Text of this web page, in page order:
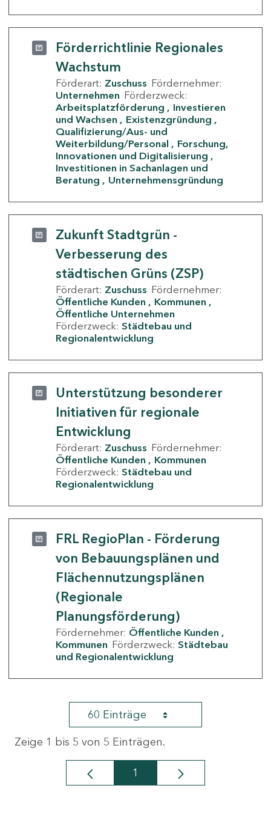
Förderrichtlinie Regionales
Wachstum
Förderart: Zuschuss Fördernehmer:
Unternehmen Förderzweck:
Arbeitsplatzförderung
Investieren
und Wachsen
Existenzgründung
Qualifizierung/Aus- und
Weiterbildung/Personal
Forschung,
Innovationen und Digitalisierung
Investitionen in Sachanlagen und
Beratung
Unternehmensgründung
Zukunft Stadtgrün -
Verbesserung des
städtischen Grüns (ZSP)
Förderart: Zuschuss Fördernehmer:
Öffentliche Kunden
Kommunen
Öffentliche Unternehmen
Förderzweck: Städtebau und
Regionalentwicklung
Unterstützung besonderer
Initiativen für regionale
Entwicklung
Förderart: Zuschuss Fördernehmer:
Öffentliche Kunden
Kommunen
Förderzweck: Städtebau und
Regionalentwicklung
FRL RegioPlan - Förderung
von Bebauungsplänen und
Flächennutzungsplänen
(Regionale
Planungsförderung)
Fördernehmer: Öffentliche Kunden
Kommunen Förderzweck: Städtebau
und Regionalentwicklung
60 Einträge
Zeige 1 bis 5 von 5 Einträgen.
Seite
1